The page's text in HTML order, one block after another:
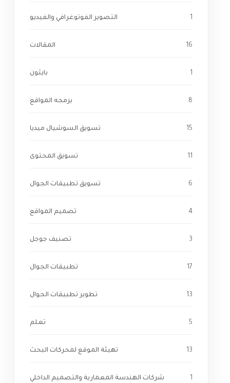
التصوير الفوتوغرافي والفيديو 1
المقالات 16
بايثون 1
برمجه المواقع 8
تسويق السوشيال ميديا 15
تسويق المحتوى 11
تسويق تطبيقات الجوال 6
تصميم المواقع 4
تصنيف جوجل 3
تطبيقات الجوال 17
تطوير تطبيقات الجوال 13
تعلم 5
تهيئة الموقع لمحركات البحث 13
شركات الهندسة المعمارية والتصميم الداخلي 1